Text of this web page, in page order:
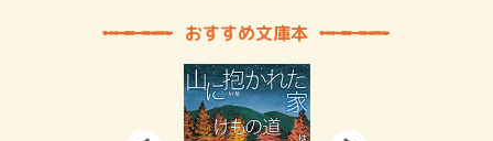
おすすめ文庫本